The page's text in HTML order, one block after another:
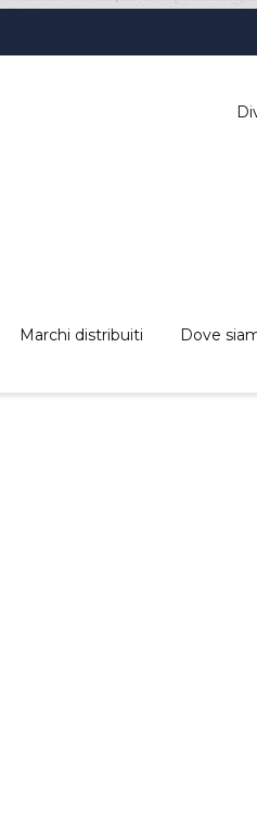
Marchi distribuiti Dove
PJ- 623